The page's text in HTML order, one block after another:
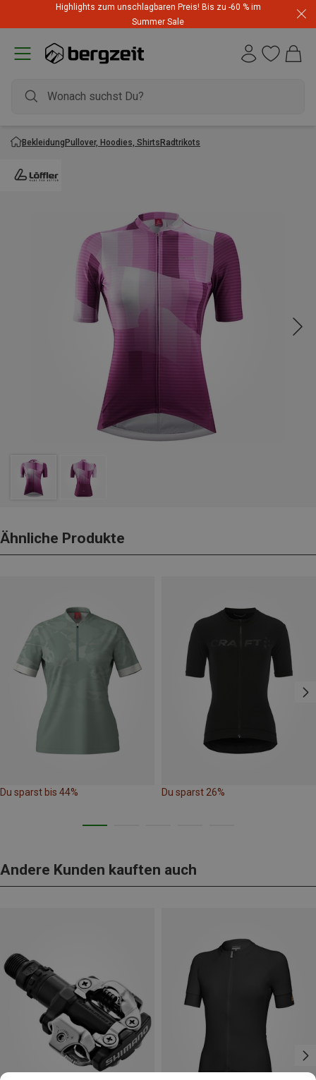
Highlights zum unschlagbaren Preis! Bis zu -60 % im
Summer Sale
BekleidungPullover, Hoodies, ShirtsRadtrikots
Ähnliche Produkte
Du sparst bis 44% Du sparst 26%
Andere Kunden kauften auch